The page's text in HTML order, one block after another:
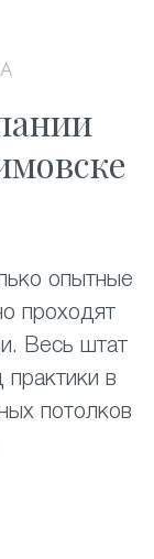
опытные
проходят
Весь штат
практики в
потолков